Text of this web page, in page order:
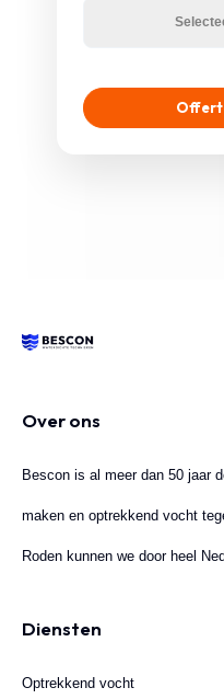
Over ons
Bescon is al meer dan 50 jaar
maken en optrekkend vocht
Roden kunnen we door heel
Diensten
Optrekkend vocht